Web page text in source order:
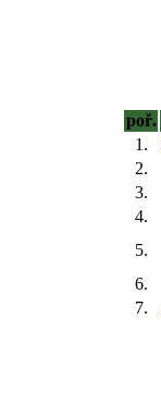
poř.
1.
2.
3.
4.
5.
6.
7.